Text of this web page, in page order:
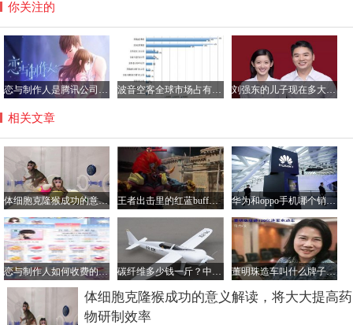
第二、以前太空探索不赚钱、风险大，现在有利可图！
以前航空探索这种项目风险非常的大，弄不好钱就会打水
漂，所以不太适合私人企业进入，但是现在随着技术的开放
和成熟，私企已经有能力将风险降低到最低，并且太空探索
的利润越来越可观，私人企业也愿意进入，能赚钱才是诞生
SpaceX这类企业的最根本的原因之一。
第三、太空探索前景广阔！
你关注的
恋与制作人是腾讯公司的游戏吗？恋与制作人加不了好友咋回事 波音空客全球市场占有率各多少，空客和波音的乘坐感受哪个好？ 刘强东的儿子现在多大了？刘强东儿子的妈妈是龚晓京吗
相关文章
体细胞克隆猴成功的意义解读，将大大提高药物研制效率 王者出击里的红蓝buff怎么做的？王者出击里跳舞软件叫什么 华为和oppo手机哪个销量好？华为手机与oppo性价比分析
恋与制作人如何收费的？不花钱可以玩吗？ 碳纤维多少钱一斤？中国最好的碳纤维公司是哪家？ 董明珠造车叫什么牌子？她的电动汽车一辆多少钱？
体细胞克隆猴成功的意义解读，将大大提高药
物研制效率